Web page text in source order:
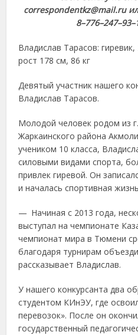
correspondentkz@mail.ru
Владислав Тарасов: гиревик,
рост 178 см, 86 кг
Девятый участник нашего
Владислав Тарасов.
Молодой человек родом из
Жаркаинского района
учеником 10 класса,
силовыми видами спорта,
привлек гиревой. Он
и началась спортивная
— Начиная с 2013 года,
выступал на чемпионате
чемпионат мира в Тюмени
благодаря турнирам
рассказывает Владислав.
У нашего конкурсанта два
студентом КИнЭУ, где
перевозок». После он
государственный